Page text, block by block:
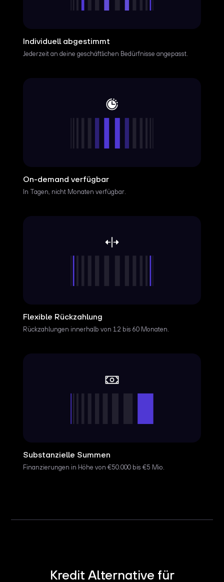
Individuell abgestimmt
Jederzeit an deine geschäftlichen Bedürfnisse angepasst.
On-demand verfügbar
In Tagen, nicht Monaten verfügbar.
Flexible Rückzahlung
Rückzahlungen innerhalb von 12 bis 60 Monaten.
Substanzielle Summen
Finanzierungen in Höhe von €50.000 bis €5 Mio.
Kredit Alternative für